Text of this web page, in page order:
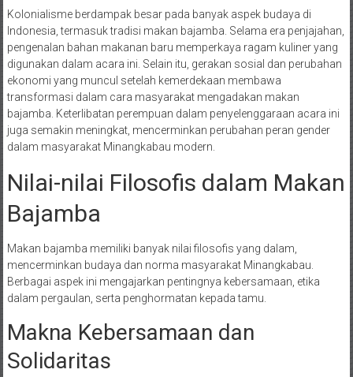
Kolonialisme berdampak besar pada banyak aspek budaya di
Indonesia, termasuk tradisi makan bajamba. Selama era penjajahan,
pengenalan bahan makanan baru memperkaya ragam kuliner yang
digunakan dalam acara ini. Selain itu, gerakan sosial dan perubahan
ekonomi yang muncul setelah kemerdekaan membawa
transformasi dalam cara masyarakat mengadakan makan
bajamba. Keterlibatan perempuan dalam penyelenggaraan acara ini
juga semakin meningkat, mencerminkan perubahan peran gender
dalam masyarakat Minangkabau modern.
Nilai-nilai Filosofis dalam Makan
Bajamba
Makan bajamba memiliki banyak nilai filosofis yang dalam,
mencerminkan budaya dan norma masyarakat Minangkabau.
Berbagai aspek ini mengajarkan pentingnya kebersamaan, etika
dalam pergaulan, serta penghormatan kepada tamu.
Makna Kebersamaan dan
Solidaritas